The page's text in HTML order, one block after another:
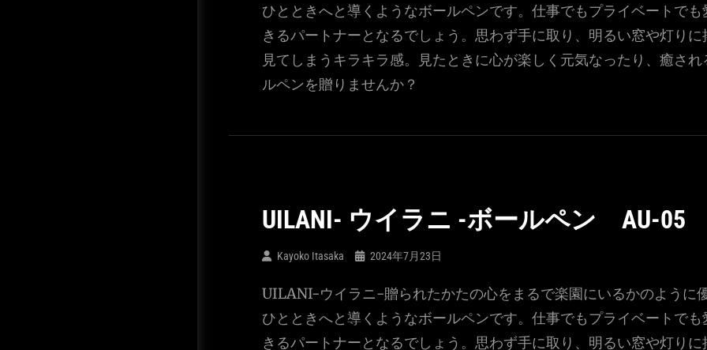
ひとときへと導くようなボールペンです。仕事でもプライベートでも
きるパートナーとなるでしょう。思わず手に取り、明るい窓や灯りに
見てしまうキラキラ感。見たときに心が楽しく元気なったり、癒され
ルペンを贈りませんか？
UILANI- ウイラニ -ボールペン AU-05
Kayoko Itasaka 2024年7月23日
UILANI-ウイラニ-贈られたかたの心をまるで楽園にいるかのように
ひとときへと導くようなボールペンです。仕事でもプライベートでも
きるパートナーとなるでしょう。思わず手に取り、明るい窓や灯りに